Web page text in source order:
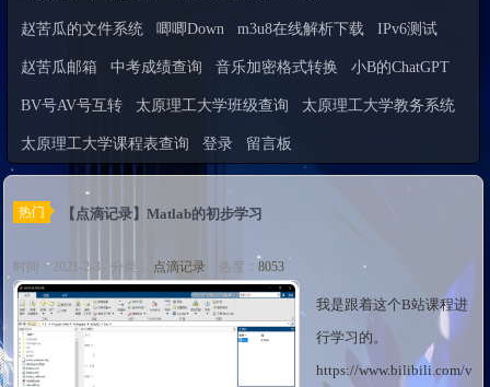
赵苦瓜的文件系统 唧唧Down m3u8在线解析下载 IPv6测试
赵苦瓜邮箱 中考成绩查询 音乐加密格式转换 小B的ChatGPT
BV号AV号互转 太原理工大学班级查询 太原理工大学教务系统
太原理工大学课程表查询 登录 留言板
热门 【点滴记录】Matlab的初步学习
时间：2021-2-3 分类： 点滴记录 热度： 8053
我是跟着这个B站课程进
行学习的。
https://www.bilibili.com/v